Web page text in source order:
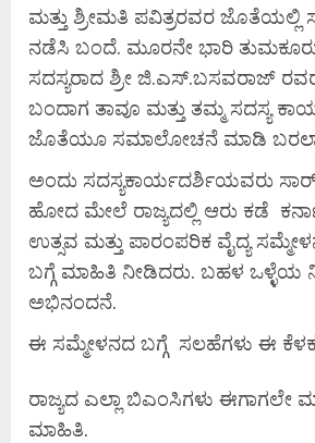
ಮತ್ತು ಶ್ರೀಮತಿ ಪವಿತ್ರರವರ
ನಡೆಸಿ ಬಂದೆ. ಮೂರನೇ ಭಾರಿ
ಸದಸ್ಯರಾದ ಶ್ರೀ ಜಿ.ಎಸ್.ಬಸವರಾಜ್
ಬಂದಾಗ ತಾವೂ ಮತ್ತು ತಮ್ಮ ಸದಸ್ಯ
ಜೊತೆಯೂ ಸಮಾಲೋಚನೆ ಮಾಡಿ
ಅಂದು ಸದಸ್ಯಕಾರ್ಯದರ್ಶಿಯವರು
ಹೋದ ಮೇಲೆ ರಾಜ್ಯದಲ್ಲಿ ಆರು ಕಡೆ
ಉತ್ಸವ ಮತ್ತು ಪಾರಂಪರಿಕ ವೈದ್ಯ
ಬಗ್ಗೆ ಮಾಹಿತಿ ನೀಡಿದರು. ಬಹಳ ಒಳ್ಳೆಯ
ಅಭಿನಂದನೆ.
ಈ ಸಮ್ಮೇಳನದ ಬಗ್ಗೆ ಸಲಹೆಗಳು ಈ
ರಾಜ್ಯದ ಎಲ್ಲಾ ಬಿಎಂಸಿಗಳು ಈಗಾಗಲೇ
ಮಾಹಿತಿ.